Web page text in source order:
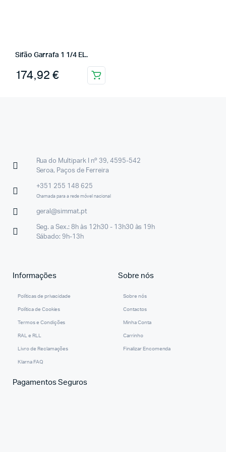
Sifão Garrafa 1 1/4 El...
174,92 €
Rua do Multipark I nº 39, 4595-542
Seroa, Paços de Ferreira
+351 255 148 625
Chamada para a rede móvel nacional
geral@simmat.pt
Seg. a Sex.: 8h às 12h30 - 13h30 às 19h
Sábado: 9h-13h
Informações
Políticas de privacidade
Política de Cookies
Termos e Condições
RAL e RLL
Livro de Reclamações
Klarna FAQ
Sobre nós
Sobre nós
Contactos
Minha Conta
Carrinho
Finalizar Encomenda
Pagamentos Seguros